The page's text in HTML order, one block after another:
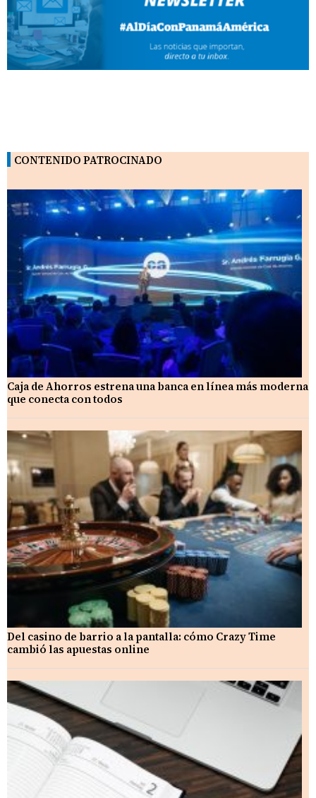
CONTENIDO PATROCINADO
Caja de Ahorros estrena una banca en línea más moderna
que conecta con todos
Del casino de barrio a la pantalla: cómo Crazy Time
cambió las apuestas online